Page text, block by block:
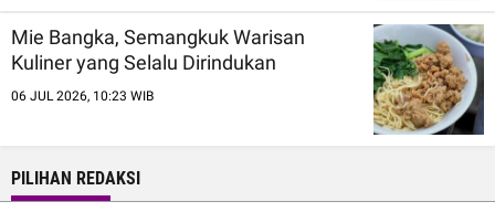
Mie Bangka, Semangkuk Warisan
Kuliner yang Selalu Dirindukan
06 JUL 2026, 10:23 WIB
PILIHAN REDAKSI